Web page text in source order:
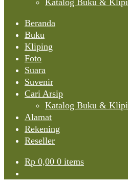
Katalog Buku &
Beranda
Buku
Kliping
Foto
Suara
Suvenir
Cari Arsip
Katalog Buku &
Alamat
Rekening
Reseller
Rp 0,00 0 items